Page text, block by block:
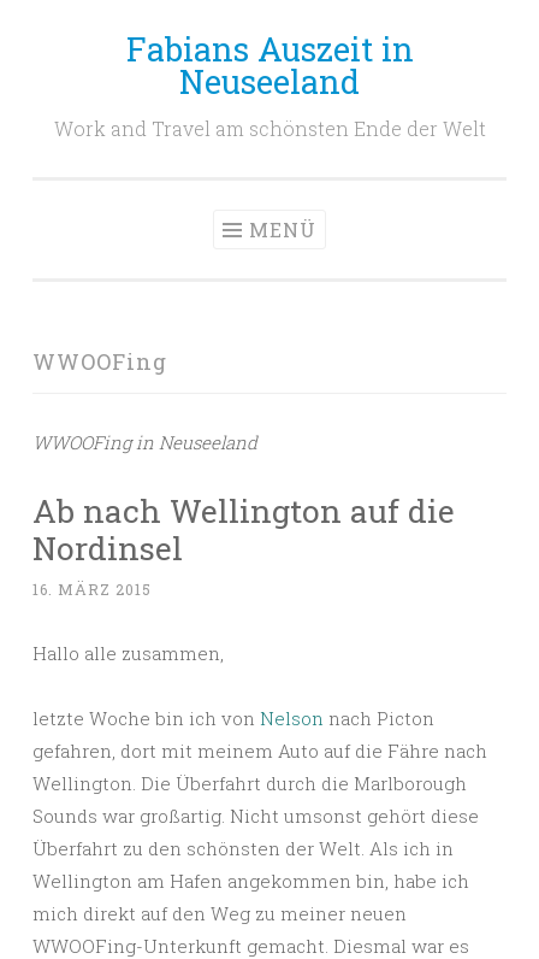
Fabians Auszeit in
Neuseeland
Work and Travel am schönsten Ende der Welt
MENÜ
WWOOFing
WWOOFing in Neuseeland
Ab nach Wellington auf die
Nordinsel
16. MÄRZ 2015
Hallo alle zusammen,
letzte Woche bin ich von Nelson nach Picton
gefahren, dort mit meinem Auto auf die Fähre nach
Wellington. Die Überfahrt durch die Marlborough
Sounds war großartig. Nicht umsonst gehört diese
Überfahrt zu den schönsten der Welt. Als ich in
Wellington am Hafen angekommen bin, habe ich
mich direkt auf den Weg zu meiner neuen
WWOOFing-Unterkunft gemacht. Diesmal war es